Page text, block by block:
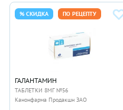
% СКИДКА ПО РЕЦЕПТУ
ГАЛАНТАМИН
ТАБЛЕТКИ 8МГ №56
Канонфарма Продакшн ЗАО